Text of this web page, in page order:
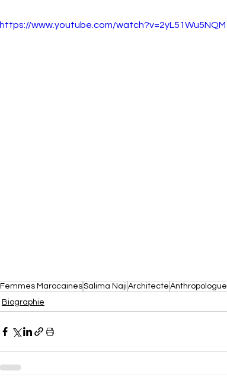
https://www.youtube.com/watch?v=2yL51Wu5NQM
Femmes MarocainesSalima Naji Architecte Anthropologue
Biographie